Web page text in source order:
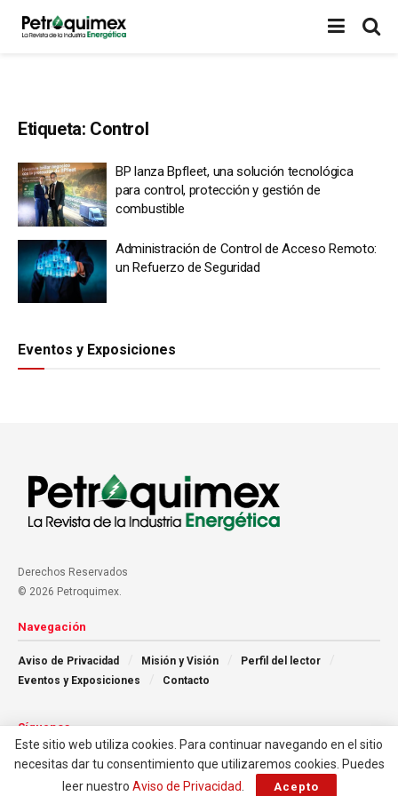
Etiqueta: Control
BP lanza Bpfleet, una solución tecnológica
para control, protección y gestión de
combustible
Administración de Control de Acceso Remoto:
un Refuerzo de Seguridad
Eventos y Exposiciones
Derechos Reservados
© 2026 Petroquimex.
Navegación
Aviso de Privacidad Misión y Visión
Perfil del lector
Eventos y Exposiciones
Contacto
Síguenos
Este sitio web utiliza cookies. Para continuar navegando en el sitio
necesitas dar tu consentimiento que utilizaremos cookies. Puedes
leer nuestro Aviso de Privacidad Acepto